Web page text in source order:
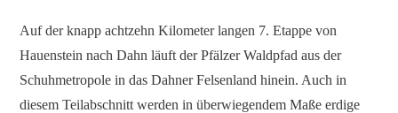
Auf der knapp achtzehn Kilometer langen 7. Etappe von
Hauenstein nach Dahn läuft der Pfälzer Waldpfad aus der
Schuhmetropole in das Dahner Felsenland hinein. Auch in
diesem Teilabschnitt werden in überwiegendem Maße erdige